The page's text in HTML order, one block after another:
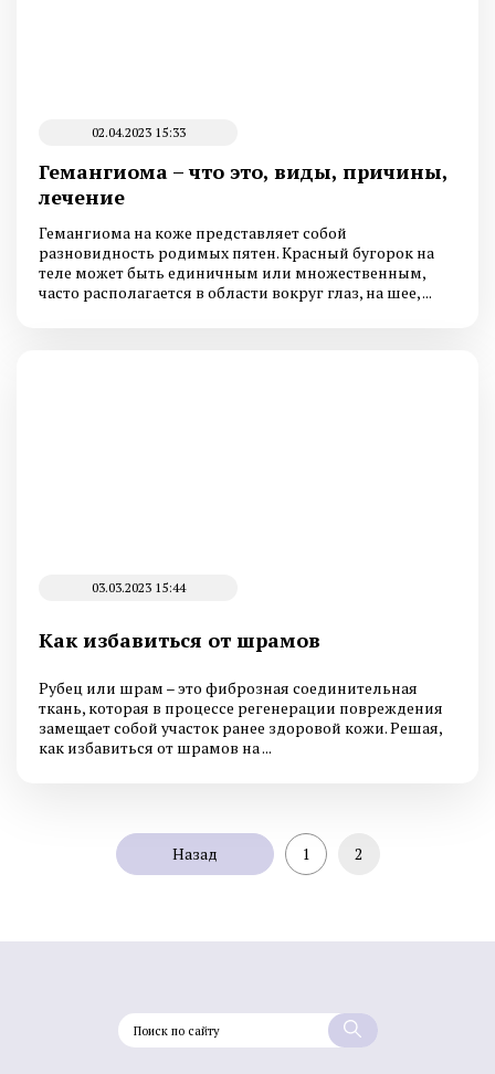
02.04.2023 15:33
Гемангиома – что это, виды, причины,
лечение
Гемангиома на коже представляет собой
разновидность родимых пятен. Красный бугорок на
теле может быть единичным или множественным,
часто располагается в области вокруг глаз, на шее, ...
03.03.2023 15:44
Как избавиться от шрамов
Рубец или шрам – это фиброзная соединительная
ткань, которая в процессе регенерации повреждения
замещает собой участок ранее здоровой кожи. Решая,
как избавиться от шрамов на ...
Назад 1 2